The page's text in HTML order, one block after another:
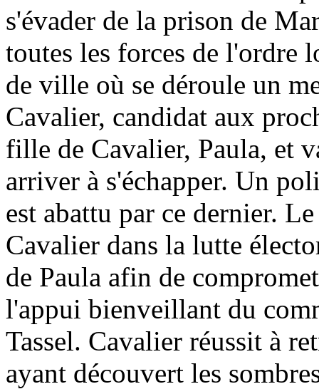
s'évader de la prison de
toutes les forces de l'ordre
de ville où se déroule un
Cavalier, candidat aux
fille de Cavalier, Paula, et
arriver à s'échapper. Un
est abattu par ce dernier.
Cavalier dans la lutte
de Paula afin de
l'appui bienveillant du
Tassel. Cavalier réussit à
ayant découvert les